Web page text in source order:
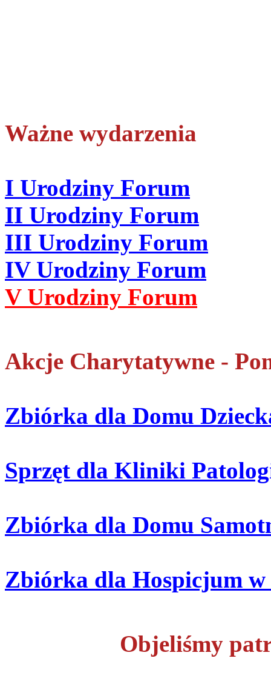
Ważne wydarzenia
I Urodziny Forum
II Urodziny Forum
III Urodziny Forum
IV Urodziny Forum
V Urodziny Forum
Akcje Charytatywne -
Zbiórka dla Domu
Sprzęt dla Kliniki
Zbiórka dla Domu
Zbiórka dla Hospicjum
Objeliśmy